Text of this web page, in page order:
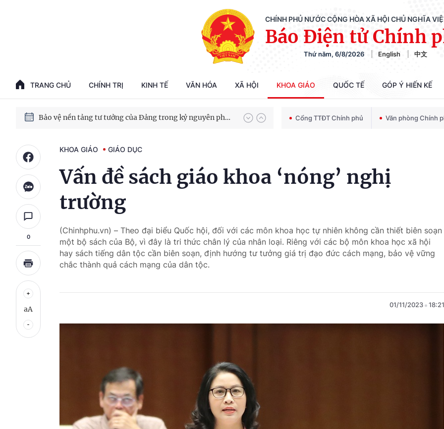
CHÍNH PHỦ NƯỚC CỘNG HÒA XÃ HỘI CHỦ NGHĨA
Báo Điện tử Chính
Thứ năm, 6/8/2026 English 中文
TRANG CHỦ CHÍNH TRỊ KINH TẾ VĂN HÓA XÃ HỘI KHOA GIÁO QUỐC TẾ GÓP Ý HIẾN KẾ
Phát triển kinh tế nhà nước trong kỷ nguyên mới
Chiến dịch 500 ngày đêm tìm kiếm, quy tập và xác định danh tính hài cốt liệt sĩ
Bảo vệ nền tảng tư tưởng của Đảng trong kỷ nguyên phát triển mới
Phát triển nhà ở cho thuê - Trụ cột chiến lược, lâu dài Cổng TTĐT Chính phủ Văn phòng Chính
0
aA
KHOA GIÁO GIÁO DỤC
Vấn đề sách giáo khoa ‘nóng’ nghị
trường
(Chinhphu.vn) – Theo đại biểu Quốc hội, đối với các môn khoa học tự nhiên không cần thiết biên soạn
một bộ sách của Bộ, vì đây là tri thức chân lý của nhân loại. Riêng với các bộ môn khoa học xã hội
hay sách tiếng dân tộc cần biên soạn, định hướng tư tưởng giá trị đạo đức cách mạng, bảo vệ vững
chắc thành quả cách mạng của dân tộc.
01/11/2023 18:21